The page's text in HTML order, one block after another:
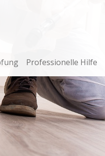
Professionelle Hilfe